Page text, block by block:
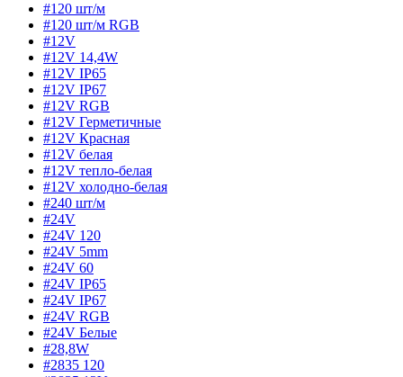
#120 шт/м
#120 шт/м RGB
#12V
#12V 14,4W
#12V IP65
#12V IP67
#12V RGB
#12V Герметичные
#12V Красная
#12V белая
#12V тепло-белая
#12V холодно-белая
#240 шт/м
#24V
#24V 120
#24V 5mm
#24V 60
#24V IP65
#24V IP67
#24V RGB
#24V Белые
#28,8W
#2835 120